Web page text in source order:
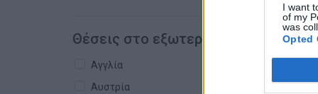
I want
of my
was
Opted
Θέσεις στο εξωτερικό
Αγγλία
Αυστρία